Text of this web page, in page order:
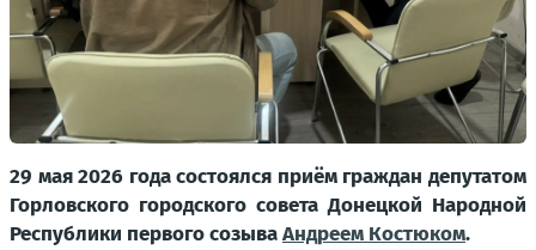
29 мая 2026 года состоялся приём граждан депутатом
Горловского городского совета Донецкой Народной
Республики первого созываАндреем Костюком.